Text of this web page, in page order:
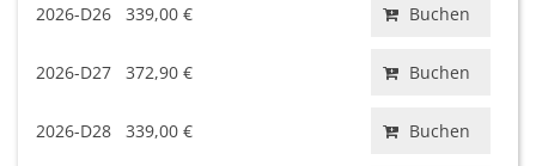
2026-D26 339,00 € Buchen
2026-D27 372,90 € Buchen
2026-D28 339,00 € Buchen